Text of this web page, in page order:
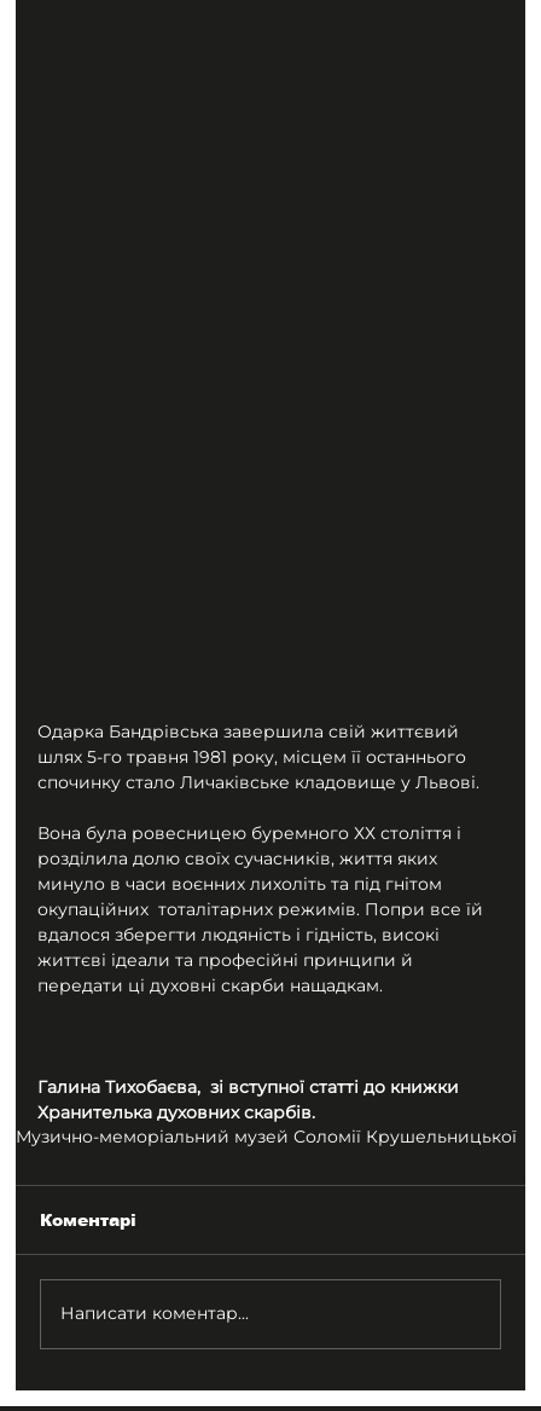
Одарка Бандрівська завершила свій життєвий
шлях 5-го травня 1981 року, місцем її останнього
спочинку стало Личаківське кладовище у Львові.
Вона була ровесницею буремного ХХ століття і
розділила долю своїх сучасників, життя яких
минуло в часи воєнних лихоліть та під гнітом
окупаційних  тоталітарних режимів. Попри все їй
вдалося зберегти людяність і гідність, високі
життєві ідеали та професійні принципи й
передати ці духовні скарби нащадкам.
Галина Тихобаєва,  зі вступної статті до книжки
Хранителька духовних скарбів.
Музично-меморіальний музей Соломії Крушельницької
Коментарі
Написати коментар...